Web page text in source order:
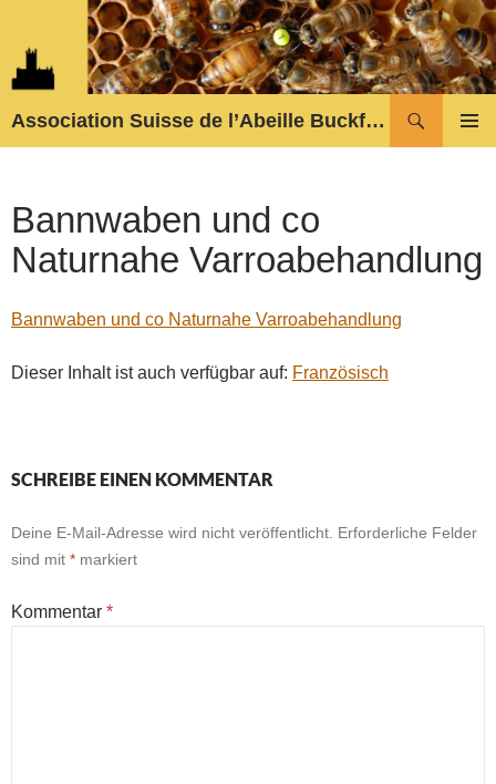
springen
Association Suisse de l’Abeille Buckfast
Bannwaben und co
Naturnahe Varroabehandlung
Bannwaben und co Naturnahe Varroabehandlung
Dieser Inhalt ist auch verfügbar auf: Französisch
SCHREIBE EINEN KOMMENTAR
Deine E-Mail-Adresse wird nicht veröffentlicht. Erforderliche Felder
sind mit * markiert
Kommentar *